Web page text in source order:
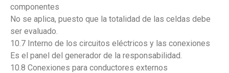
componentes
No se aplica, puesto que la totalidad de las celdas debe
ser evaluado.
10.7 Interno de los circuitos eléctricos y las conexiones
Es el panel del generador de la responsabilidad.
10.8 Conexiones para conductores externos